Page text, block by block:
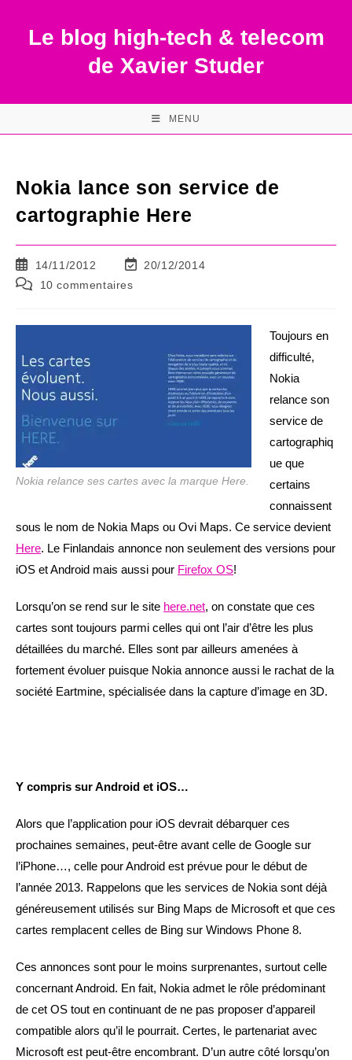
contentLe blog high-tech & telecom
de Xavier Studer
MENU
Nokia lance son service de
cartographie Here
Publication
publiée :
14/11/2012
Dernière
publication :
20/12/2014
Commentaires
publication :
10 commentaires
Nokia relance ses cartes avec la marque Here.
Toujours en
difficulté,
Nokia
relance son
service de
cartographiq
ue que
certains
connaissent
sous le nom de Nokia Maps ou Ovi Maps. Ce service devient
Here. Le Finlandais annonce non seulement des versions pour
iOS et Android mais aussi pour Firefox OS!
Lorsqu’on se rend sur le site here.net, on constate que ces
cartes sont toujours parmi celles qui ont l’air d’être les plus
détaillées du marché. Elles sont par ailleurs amenées à
fortement évoluer puisque Nokia annonce aussi le rachat de la
société Eartmine, spécialisée dans la capture d’image en 3D.
Y compris sur Android et iOS…
Alors que l’application pour iOS devrait débarquer ces
prochaines semaines, peut-être avant celle de Google sur
l’iPhone…, celle pour Android est prévue pour le début de
l’année 2013. Rappelons que les services de Nokia sont déjà
généreusement utilisés sur Bing Maps de Microsoft et que ces
cartes remplacent celles de Bing sur Windows Phone 8.
Ces annonces sont pour le moins surprenantes, surtout celle
concernant Android. En fait, Nokia admet le rôle prédominant
de cet OS tout en continuant de ne pas proposer d’appareil
compatible alors qu’il le pourrait. Certes, le partenariat avec
Microsoft est peut-être encombrant. D’un autre côté lorsqu’on